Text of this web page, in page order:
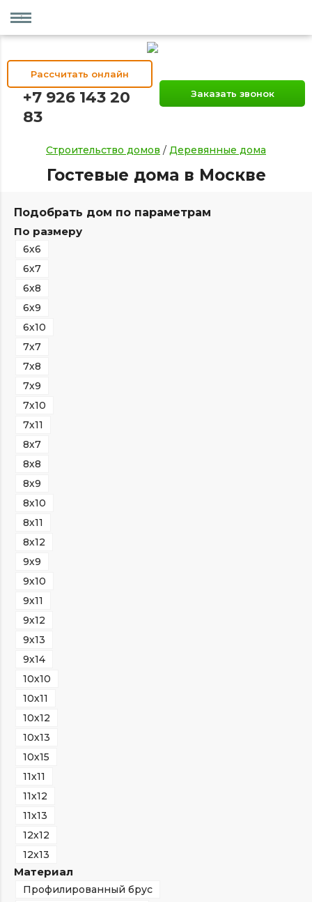
Рассчитать онлайн
+7 926 143 20
83
Заказать звонок
Строительство домов / Деревянные дома
Гостевые дома в Москве
Подобрать дом по параметрам
По размеру
6х6
6х7
6х8
6х9
6х10
7х7
7х8
7х9
7х10
7х11
8х7
8х8
8х9
8х10
8х11
8х12
9х9
9х10
9х11
9х12
9х13
9х14
10х10
10х11
10х12
10х13
10х15
11х11
11х12
11х13
12х12
12х13
Материал
Профилированный брус